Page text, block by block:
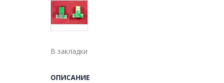
В закладки
ОПИСАНИЕ